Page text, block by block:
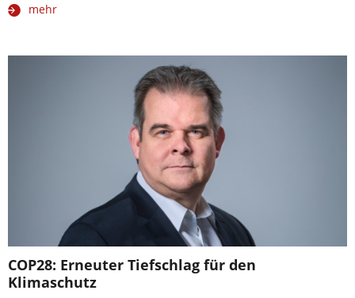
mehr
COP28: Erneuter Tiefschlag für den
Klimaschutz